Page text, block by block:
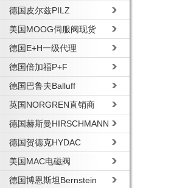
德国皮尔兹PILZ
美国MOOG伺服阀现货
德国E+H一级代理
德国倍加福P+F
德国巴鲁夫Balluff
英国NORGREN直销商
德国赫斯曼HIRSCHMANN
德国贺德克HYDAC
美国MAC电磁阀
德国博恩斯坦Bernstein